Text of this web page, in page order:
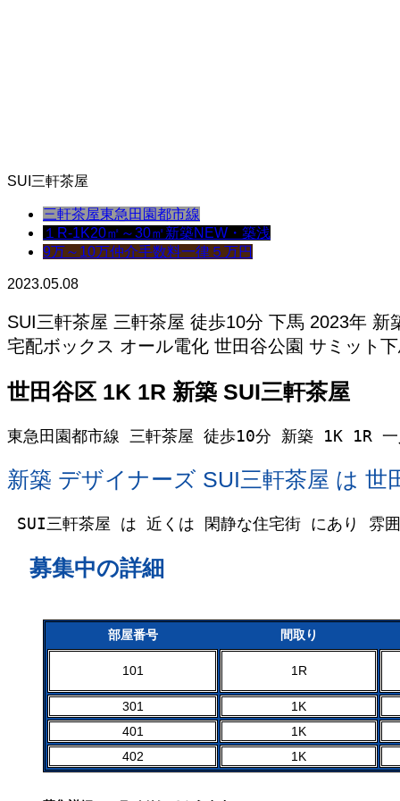
SUI三軒茶屋
三軒茶屋東急田園都市線
１R-1K20㎡～30㎡新築NEW・築浅
9万～10万仲介手数料一律５万円
2023.05.08
SUI三軒茶屋 三軒茶屋 徒歩10分 下馬 2023年
宅配ボックス オール電化 世田谷公園 サミット
世田谷区 1K 1R 新築 SUI三軒茶屋
東急田園都市線 三軒茶屋 徒歩10分 新築 1K 1R 一
新築 デザイナーズ SUI三軒茶屋 は
SUI三軒茶屋 は 近くは 閑静な住宅街 にあり 雰
募集中の詳細
部屋番号 間取り
101 1R
301 1K
401
1K
402
1K